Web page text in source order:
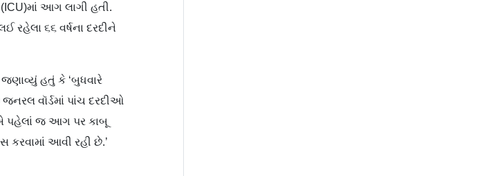
આગ લાગી હતી.
રહેલા ૬૬ વર્ષના દરદીને
હતું કે ‘બુધવારે
વૉર્ડમાં પાંચ દરદીઓ
પહેલાં જ આગ પર કાબૂ
કરવામાં આવી રહી છે.’